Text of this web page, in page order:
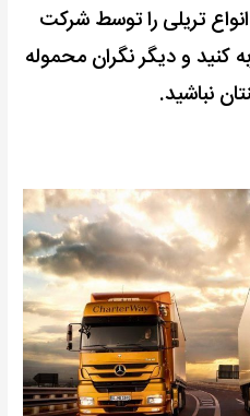
انواع تریلی را توسط شرکت
کنید و دیگر نگران محموله
نباشید.